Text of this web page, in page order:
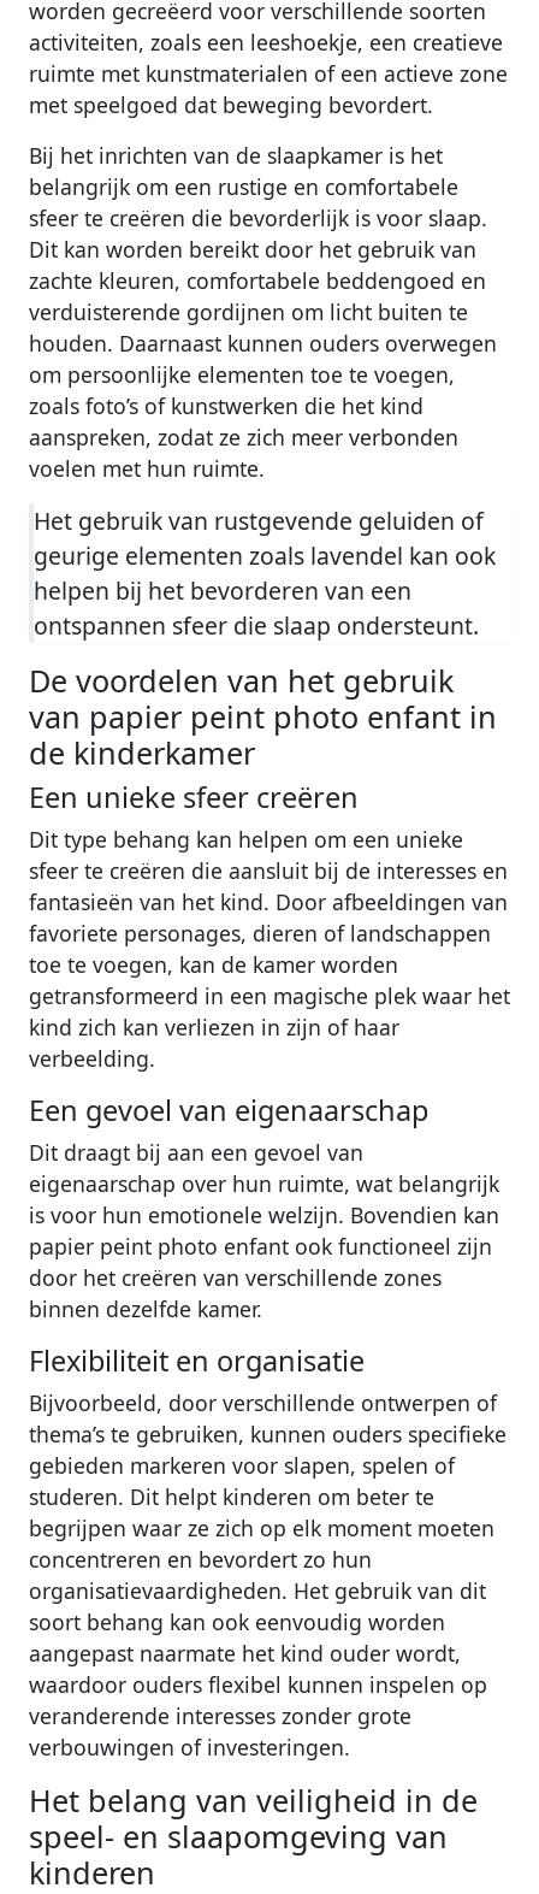
worden gecreëerd voor verschillende soorten
activiteiten, zoals een leeshoekje, een creatieve
ruimte met kunstmaterialen of een actieve zone
met speelgoed dat beweging bevordert.
Bij het inrichten van de slaapkamer is het
belangrijk om een rustige en comfortabele
sfeer te creëren die bevorderlijk is voor slaap.
Dit kan worden bereikt door het gebruik van
zachte kleuren, comfortabele beddengoed en
verduisterende gordijnen om licht buiten te
houden. Daarnaast kunnen ouders overwegen
om persoonlijke elementen toe te voegen,
zoals foto’s of kunstwerken die het kind
aanspreken, zodat ze zich meer verbonden
voelen met hun ruimte.
Het gebruik van rustgevende geluiden of
geurige elementen zoals lavendel kan ook
helpen bij het bevorderen van een
ontspannen sfeer die slaap ondersteunt.
De voordelen van het gebruik
van papier peint photo enfant in
de kinderkamer
Een unieke sfeer creëren
Dit type behang kan helpen om een unieke
sfeer te creëren die aansluit bij de interesses en
fantasieën van het kind. Door afbeeldingen van
favoriete personages, dieren of landschappen
toe te voegen, kan de kamer worden
getransformeerd in een magische plek waar het
kind zich kan verliezen in zijn of haar
verbeelding.
Een gevoel van eigenaarschap
Dit draagt bij aan een gevoel van
eigenaarschap over hun ruimte, wat belangrijk
is voor hun emotionele welzijn. Bovendien kan
papier peint photo enfant ook functioneel zijn
door het creëren van verschillende zones
binnen dezelfde kamer.
Flexibiliteit en organisatie
Bijvoorbeeld, door verschillende ontwerpen of
thema’s te gebruiken, kunnen ouders specifieke
gebieden markeren voor slapen, spelen of
studeren. Dit helpt kinderen om beter te
begrijpen waar ze zich op elk moment moeten
concentreren en bevordert zo hun
organisatievaardigheden. Het gebruik van dit
soort behang kan ook eenvoudig worden
aangepast naarmate het kind ouder wordt,
waardoor ouders flexibel kunnen inspelen op
veranderende interesses zonder grote
verbouwingen of investeringen.
Het belang van veiligheid in de
speel- en slaapomgeving van
kinderen